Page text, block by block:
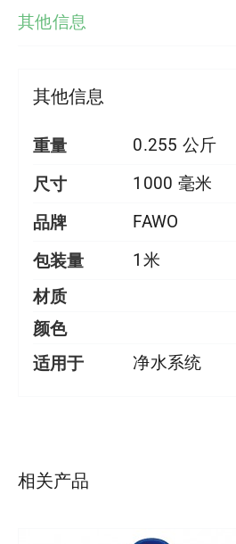
其他信息
其他信息
重量 0.255 公斤
尺寸 1000 毫米
品牌 FAWO
包装量 1米
材质
颜色
适用于
净水系统
相关产品